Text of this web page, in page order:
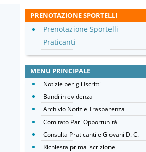
PRENOTAZIONE SPORTELLI
Prenotazione Sportelli
Praticanti
MENU PRINCIPALE
Notizie per gli Iscritti
Bandi in evidenza
Archivio Notizie Trasparenza
Comitato Pari Opportunità
Consulta Praticanti e Giovani D. C.
Richiesta prima iscrizione